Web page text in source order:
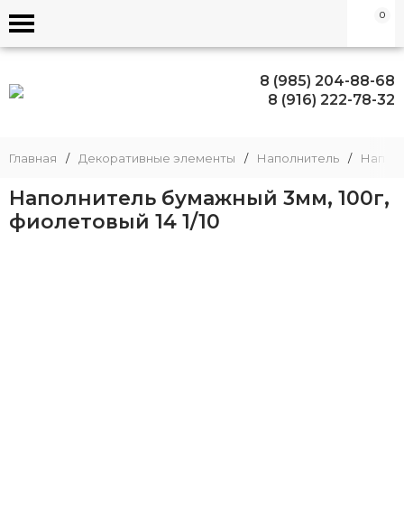
0
8 (985) 204-88-68
8 (916) 222-78-32
Главная / Декоративные элементы / Наполнитель /
Наполнитель бумажный 3мм, 100г,
фиолетовый 14 1/10